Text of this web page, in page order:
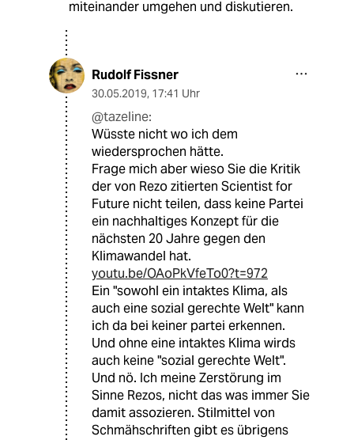
miteinander umgehen und diskutieren.
Rudolf Fissner
30.05.2019, 17:41 Uhr
@tazeline:
Wüsste nicht wo ich dem
wiedersprochen hätte.
Frage mich aber wieso Sie die Kritik
der von Rezo zitierten Scientist for
Future nicht teilen, dass keine Partei
ein nachhaltiges Konzept für die
nächsten 20 Jahre gegen den
Klimawandel hat.
youtu.be/OAoPkVfeTo0?t=972
Ein "sowohl ein intaktes Klima, als
auch eine sozial gerechte Welt" kann
ich da bei keiner partei erkennen.
Und ohne eine intaktes Klima wirds
auch keine "sozial gerechte Welt".
Und nö. Ich meine Zerstörung im
Sinne Rezos, nicht das was immer Sie
damit assozieren. Stilmittel von
Schmähschriften gibt es übrigens